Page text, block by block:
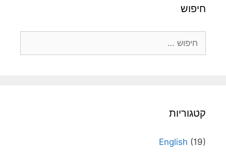
חיפוש
קטגוריות
English (19)